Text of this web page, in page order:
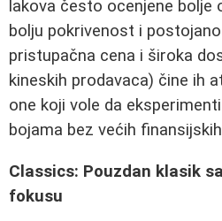
lakova često ocenjene bolje
bolju pokrivenost i
pristupačna cena i široka
kineskih prodavaca) čine ih
one koji vole da
bojama bez većih
Classics: Pouzdan klasik
fokusu